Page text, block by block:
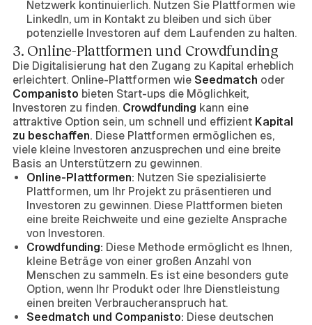
Netzwerk kontinuierlich. Nutzen Sie Plattformen wie
LinkedIn, um in Kontakt zu bleiben und sich über
potenzielle Investoren auf dem Laufenden zu halten.
3. Online-Plattformen und Crowdfunding
Die Digitalisierung hat den Zugang zu Kapital erheblich
erleichtert. Online-Plattformen wie Seedmatch oder
Companisto bieten Start-ups die Möglichkeit,
Investoren zu finden. Crowdfunding kann eine
attraktive Option sein, um schnell und effizient Kapital
zu beschaffen. Diese Plattformen ermöglichen es,
viele kleine Investoren anzusprechen und eine breite
Basis an Unterstützern zu gewinnen.
Online-Plattformen: Nutzen Sie spezialisierte
Plattformen, um Ihr Projekt zu präsentieren und
Investoren zu gewinnen. Diese Plattformen bieten
eine breite Reichweite und eine gezielte Ansprache
von Investoren.
Crowdfunding: Diese Methode ermöglicht es Ihnen,
kleine Beträge von einer großen Anzahl von
Menschen zu sammeln. Es ist eine besonders gute
Option, wenn Ihr Produkt oder Ihre Dienstleistung
einen breiten Verbraucheranspruch hat.
Seedmatch und Companisto: Diese deutschen